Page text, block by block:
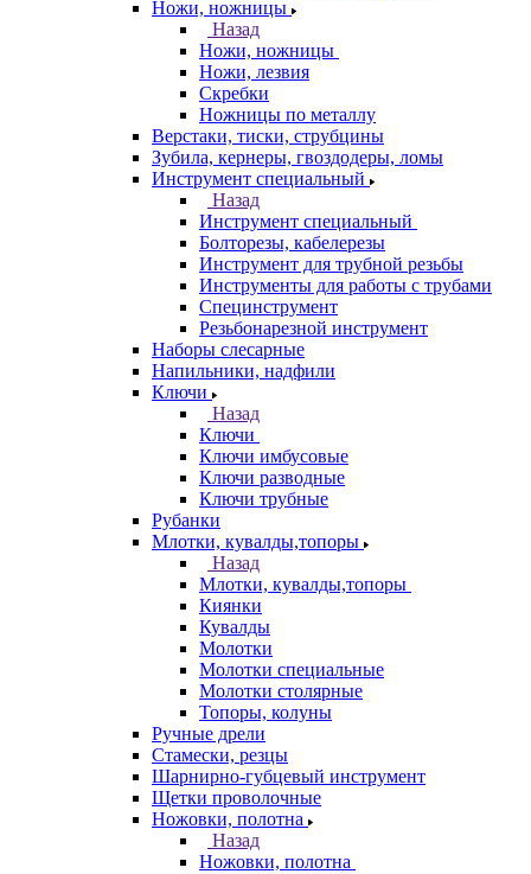
Ножи, ножницы
Назад
Ножи, ножницы
Ножи, лезвия
Скребки
Ножницы по металлу
Верстаки, тиски, струбцины
Зубила, кернеры, гвоздодеры, ломы
Инструмент специальный
Назад
Инструмент специальный
Болторезы, кабелерезы
Инструмент для трубной резьбы
Инструменты для работы с трубами
Специнструмент
Резьбонарезной инструмент
Наборы слесарные
Напильники, надфили
Ключи
Назад
Ключи
Ключи имбусовые
Ключи разводные
Ключи трубные
Рубанки
Млотки, кувалды,топоры
Назад
Млотки, кувалды,топоры
Киянки
Кувалды
Молотки
Молотки специальные
Молотки столярные
Топоры, колуны
Ручные дрели
Стамески, резцы
Шарнирно-губцевый инструмент
Щетки проволочные
Ножовки, полотна
Назад
Ножовки, полотна